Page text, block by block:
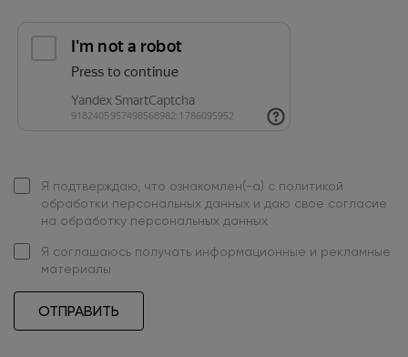
Я подтверждаю, что ознакомлен(-а) с политикой
обработки персональных данных и даю свое согласие
на обработку персональных данных
Я соглашаюсь получать информационные и рекламные
материалы
ОТПРАВИТЬ